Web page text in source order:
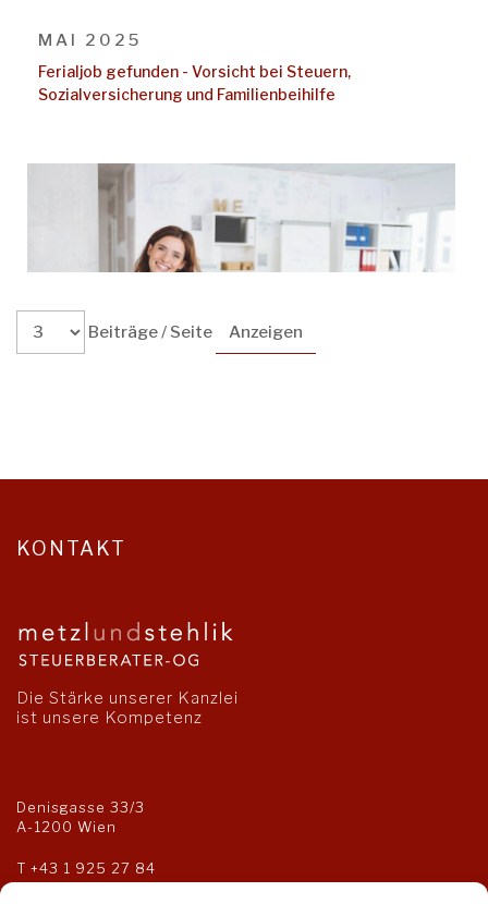
MAI 2025
Ferialjob gefunden - Vorsicht bei Steuern,
Sozialversicherung und Familienbeihilfe
Beiträge / Seite
KONTAKT
Die Stärke unserer Kanzlei
ist unsere Kompetenz
Denisgasse 33/3
A-1200 Wien
T +43 1 925 27 84
F +43 1 925 27 85